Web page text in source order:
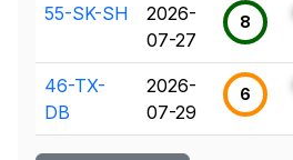
55-SK-SH
2026-
07-27
8
46-TX-
DB
2026-
07-29
6